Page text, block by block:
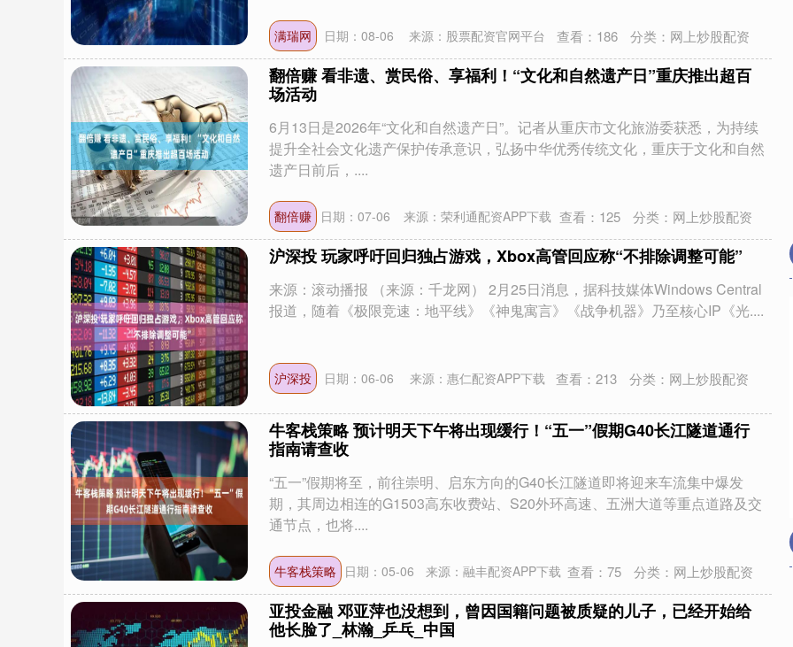
满瑞网 日期：08-06 来源：股票配资官网平台 查看： 186 分类： 网上炒股配资
翻倍赚 看非遗、赏民俗、享福利！“文化和自然遗产日”重庆推出超百
场活动
6月13日是2026年“文化和自然遗产日”。记者从重庆市文化旅游委获悉，为持续
提升全社会文化遗产保护传承意识，弘扬中华优秀传统文化，重庆于文化和自然
遗产日前后，....
翻倍赚 日期：07-06 来源：荣利通配资APP下载 查看： 125 分类： 网上炒股配资
沪深投 玩家呼吁回归独占游戏，Xbox高管回应称“不排除调整可能”
来源：滚动播报 （来源：千龙网） 2月25日消息，据科技媒体Windows Central
报道，随着《极限竞速：地平线》《神鬼寓言》《战争机器》乃至核心IP《光....
沪深投 日期：06-06 来源：惠仁配资APP下载 查看：213 分类： 网上炒股配资
牛客栈策略 预计明天下午将出现缓行！“五一”假期G40长江隧道通行
指南请查收
“五一”假期将至，前往崇明、启东方向的G40长江隧道即将迎来车流集中爆发
期，其周边相连的G1503高东收费站、S20外环高速、五洲大道等重点道路及交
通节点，也将....
牛客栈策略 日期：05-06 来源：融丰配资APP下载 查看：75 分类： 网上炒股配资
亚投金融 邓亚萍也没想到，曾因国籍问题被质疑的儿子，已经开始给
他长脸了_林瀚_乒乓_中国
-0.12% 深证成指 14013.66 -130.55 -0.92% 沪深300 4626.36 -31.79 -0.68%